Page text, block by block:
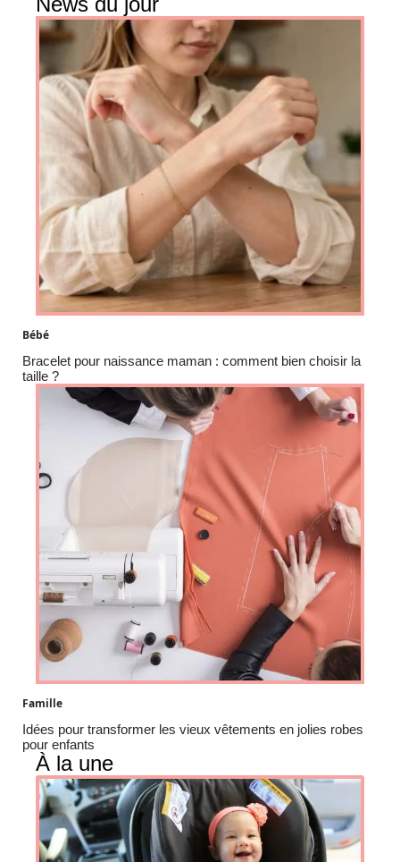
Bébé
Bracelet pour naissance maman : comment bien choisir la
taille ?
Famille
Idées pour transformer les vieux vêtements en jolies robes
pour enfants
À la une